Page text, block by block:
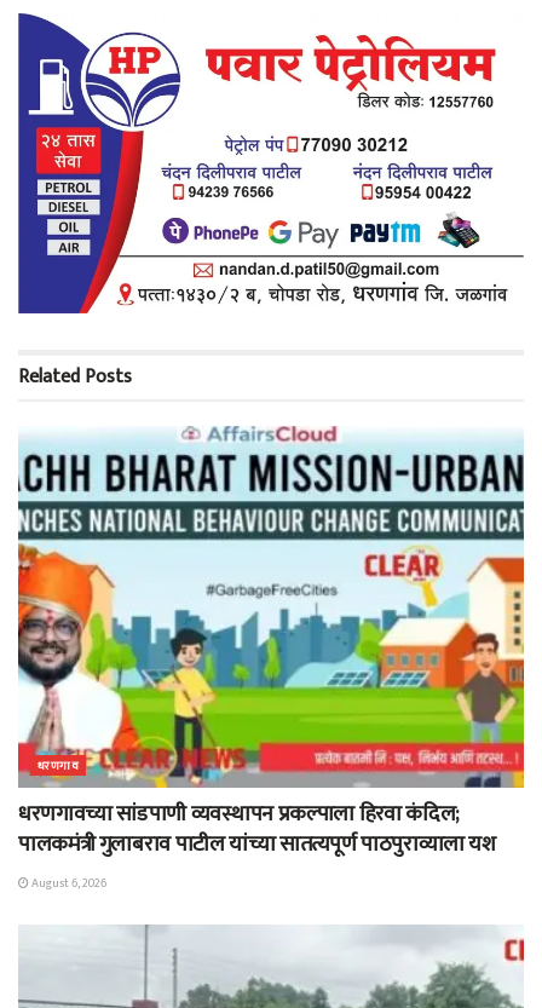
RelatedPosts
धरणगाव
धरणगावच्या सांडपाणी व्यवस्थापन प्रकल्पाला हिरवा कंदिल;
पालकमंत्री गुलाबराव पाटील यांच्या सातत्यपूर्ण पाठपुराव्याला यश
August 6, 2026